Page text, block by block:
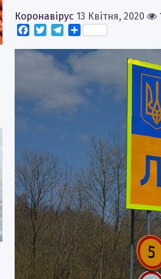
Коронавірус 13 Квітня, 2020
Facebook
TwitterTelegram
Поділитися